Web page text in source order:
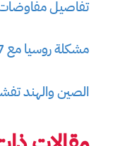
تفاصيل مفاوضات
مشكلة روسيا مع 147 مليار دولار من الروبية الهندية عديمة الفائدة
الصين والهند